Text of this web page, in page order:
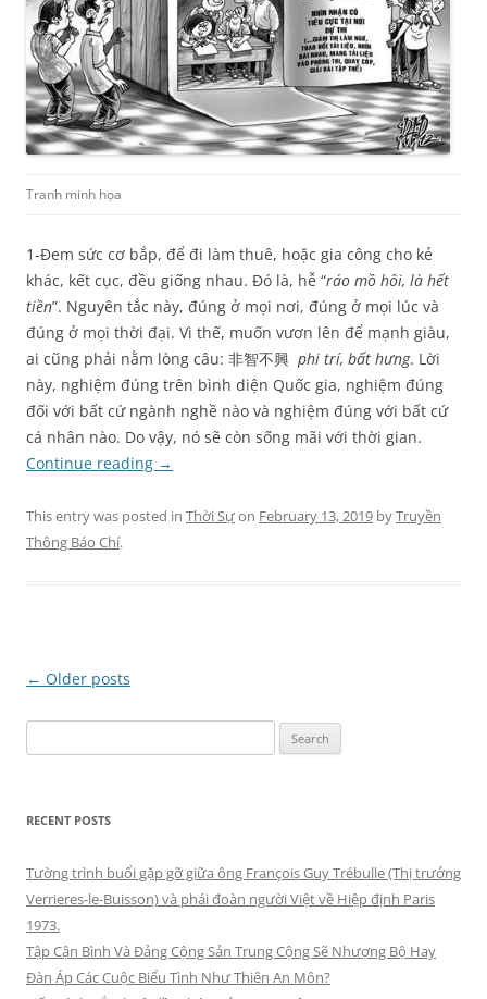
Tranh minh họa
1-Đem sức cơ bắp, để đi làm thuê, hoặc gia công cho kẻ
khác, kết cục, đều giống nhau. Đó là, hễ “ráo mồ hôi, là hết
tiền”. Nguyên tắc này, đúng ở mọi nơi, đúng ở mọi lúc và
đúng ở mọi thời đại. Vì thế, muốn vươn lên để mạnh giàu,
ai cũng phải nằm lòng câu: 非智不興 phi trí, bất hưng. Lời
này, nghiệm đúng trên bình diện Quốc gia, nghiệm đúng
đối với bất cứ ngành nghề nào và nghiệm đúng với bất cứ
cá nhân nào. Do vậy, nó sẽ còn sống mãi với thời gian.
Continue reading →
This entry was posted in Thời Sựon February 13, 2019 byTruyền
Thông Báo Chí.
Post
← Older posts
for:
RECENT POSTS
Tường trình buổi gặp gỡ giữa ông François Guy Trébulle (Thị trưởng
Verrieres-le-Buisson) và phái đoàn người Việt về Hiệp định Paris
1973.
Tập Cận Bình Và Đảng Cộng Sản Trung Cộng Sẽ Nhượng Bộ Hay
Đàn Áp Các Cuộc Biểu Tình Như Thiên An Môn?